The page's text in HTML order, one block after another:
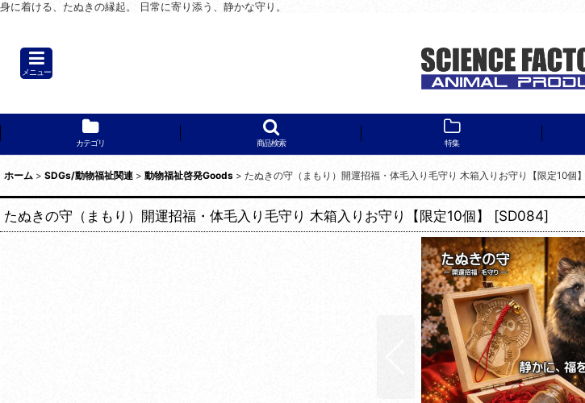
身に着ける、たぬきの縁起。 日常に寄り添う、静かな守り。
メニュー
カテゴリ 商品検索 特集
ホーム > SDGs/動物福祉関連 > 動物福祉啓発Goods > たぬきの守（まもり）開運招福・体毛入り毛守り 木箱入りお守り【限定10個】
たぬきの守（まもり）開運招福・体毛入り毛守り 木箱入りお守り【限定10個】 [SD084]